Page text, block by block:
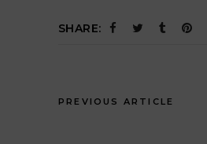
SHARE:
PREVIOUS ARTICLE